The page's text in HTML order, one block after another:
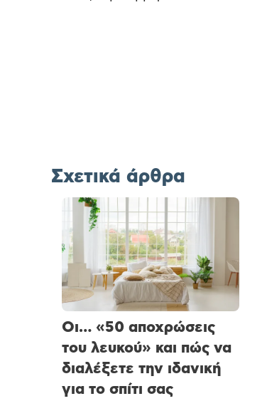
Σχετικά άρθρα
Οι… «50 αποχρώσεις
του λευκού» και πώς να
διαλέξετε την ιδανική
για το σπίτι σας